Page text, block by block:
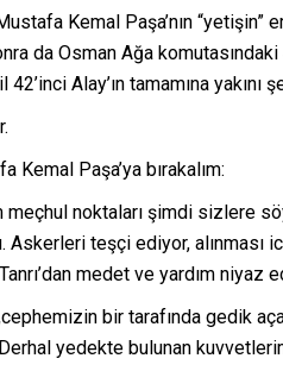
Kemal Paşa’nın
da Osman Ağa komutasındaki
Alay’ın tamamına yakını
Paşa’ya bırakalım:
meçhul noktaları şimdi sizlere
teşçi ediyor, alınması
medet ve yardım niyaz
bir tarafında gedik
yedekte bulunan